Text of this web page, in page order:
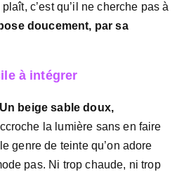
c’est qu’il ne cherche pas à
doucement, par sa
à intégrer
Un beige sable doux,
la lumière sans en faire
genre de teinte qu’on adore
pas. Ni trop chaude, ni trop